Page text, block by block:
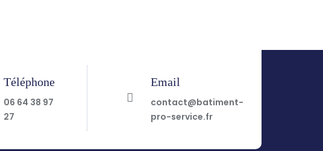
Téléphone
06 64 38 97
27
Email
contact@batiment-
pro-service.fr